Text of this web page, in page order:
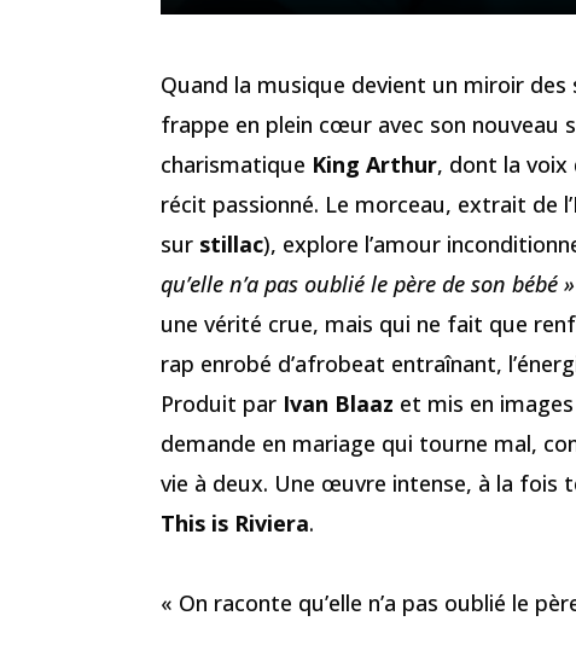
Quand la musique devient un miroir
frappe en plein cœur avec son nouveau
charismatique King Arthur, dont la voix
récit passionné. Le morceau, extrait de
sur stillac), explore l’amour
qu’elle n’a pas oublié le père de son bébé »
une vérité crue, mais qui ne fait que
rap enrobé d’afrobeat entraînant,
Produit par Ivan Blaaz et mis en
demande en mariage qui tourne mal,
vie à deux. Une œuvre intense, à la fois
This is Riviera.
« On raconte qu’elle n’a pas oublié le